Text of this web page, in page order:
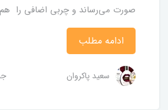
صورت می‌رساند و چربی اضافی را
ادامه مطلب
سعید پاکروان